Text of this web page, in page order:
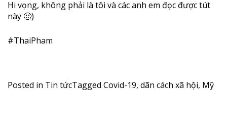
Hi vọng, không phải là tôi và các anh em đọc được tút
này 🙂)
#ThaiPham
Posted in Tin tứcTagged Covid-19, dãn cách xã hội, Mỹ